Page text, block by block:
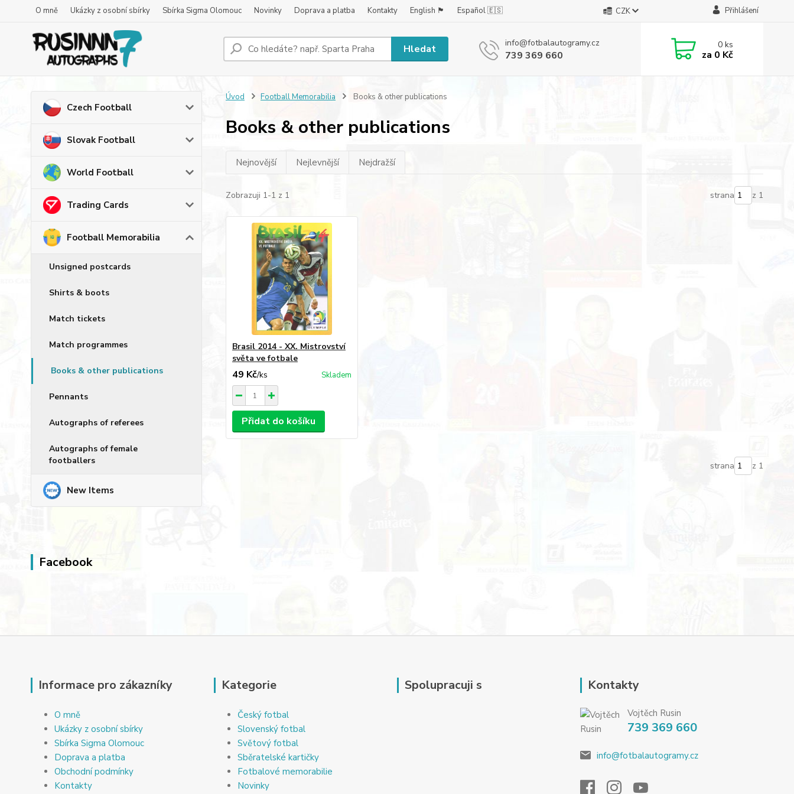
O mně Ukázky z osobní sbírky Sbírka Sigma Olomouc Novinky Doprava a platba Kontakty English 🏴󠁧󠁢󠁥󠁮󠁧󠁿 Español 🇪🇸 CZK Přihlášení
Hledat info@fotbalautogramy.cz
739 369 660
0ks
za 0 Kč
Czech Football
Slovak Football
World Football
Trading Cards
Football Memorabilia
Unsigned postcards
Shirts & boots
Match tickets
Match programmes
Books & other publications
Pennants
Autographs of referees
Autographs of female
footballers
New Items
Facebook
Úvod Football Memorabilia Books & other publications
Books & other publications
Nejnovější Nejlevnější Nejdražší
Zobrazuji 1-1 z 1 strana z 1
Brasil 2014 - XX. Mistrovství
světa ve fotbale
49 Kč/ks Skladem
Přidat do košíku
strana z 1
Informace pro zákazníky
O mně
Ukázky z osobní sbírky
Sbírka Sigma Olomouc
Doprava a platba
Obchodní podmínky
Kontakty
Kategorie
Český fotbal
Slovenský fotbal
Světový fotbal
Sběratelské kartičky
Fotbalové memorabilie
Novinky
Spolupracuji s Kontakty
Vojtěch Rusin
739 369 660
info@fotbalautogramy.cz